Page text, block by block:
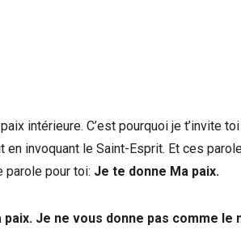
intérieure. C’est pourquoi je t’invite
invoquant le Saint-Esprit. Et ces
parole pour toi: Je te donne Ma paix.
Je ne vous donne pas comme le